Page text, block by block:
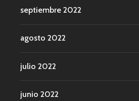
septiembre 2022
agosto 2022
julio 2022
junio 2022